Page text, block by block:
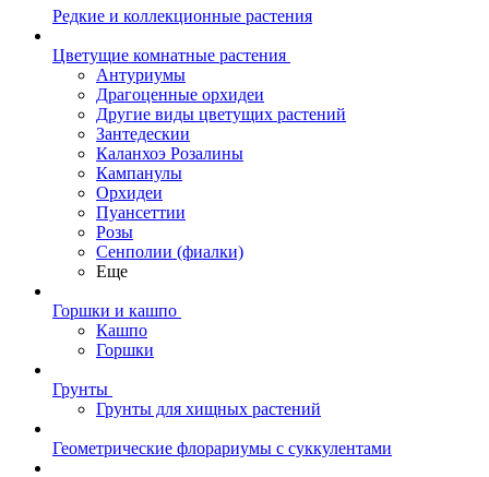
Редкие и коллекционные растения
Цветущие комнатные растения
Антуриумы
Драгоценные орхидеи
Другие виды цветущих растений
Зантедескии
Каланхоэ Розалины
Кампанулы
Орхидеи
Пуансеттии
Розы
Сенполии (фиалки)
Еще
Горшки и кашпо
Кашпо
Горшки
Грунты
Грунты для хищных растений
Геометрические флорариумы с суккулентами